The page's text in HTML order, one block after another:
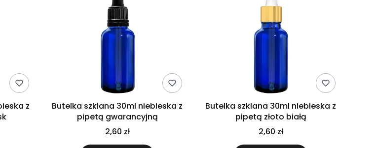
z
Butelka szklana 30ml niebieska z
pipetą gwarancyjną
2,60 zł
Butelka szklana 30ml niebieska z
pipetą złoto białą
2,60 zł